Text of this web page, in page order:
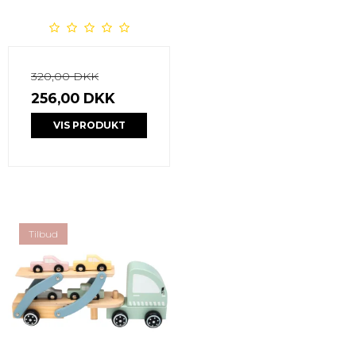
320,00 DKK
256,00 DKK
VIS PRODUKT
Tilbud